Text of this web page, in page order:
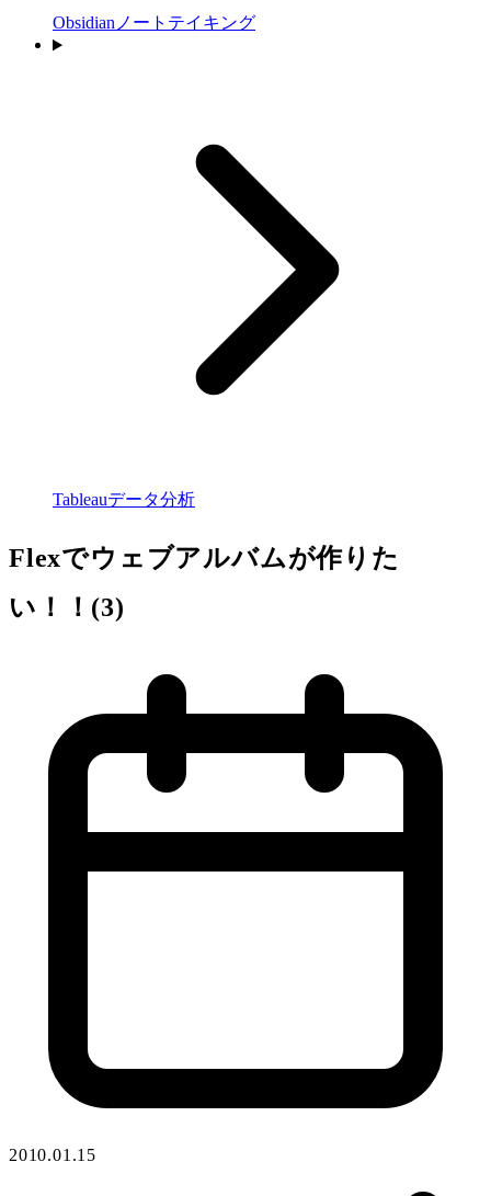
Obsidianノートテイキング
Tableauデータ分析
Flexでウェブアルバムが作りた
い！！(3)
2010.01.15